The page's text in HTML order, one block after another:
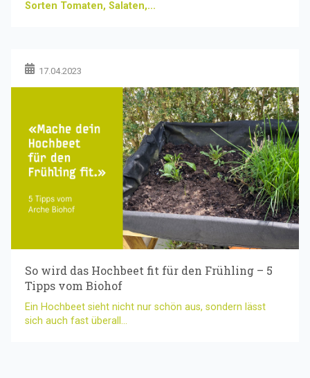
Sorten Tomaten, Salaten,...
17.04.2023
So wird das Hochbeet fit für den Frühling – 5
Tipps vom Biohof
Ein Hochbeet sieht nicht nur schön aus, sondern lässt
sich auch fast überall...